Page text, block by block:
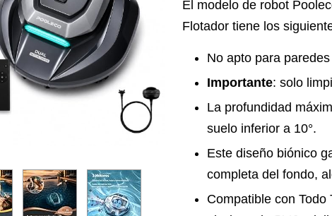
El modelo de robot
Flotador tiene los
No apto para
Importante: solo
La profundidad
suelo inferior a 10°.
Este diseño biónico
completa del fondo,
Compatible con